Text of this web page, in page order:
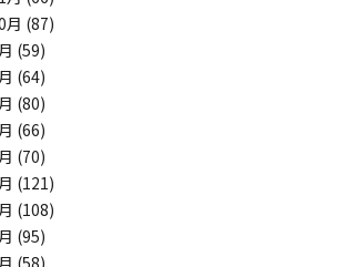
月 (87)
(59)
(64)
(80)
(66)
(70)
(121)
(108)
(95)
(58)